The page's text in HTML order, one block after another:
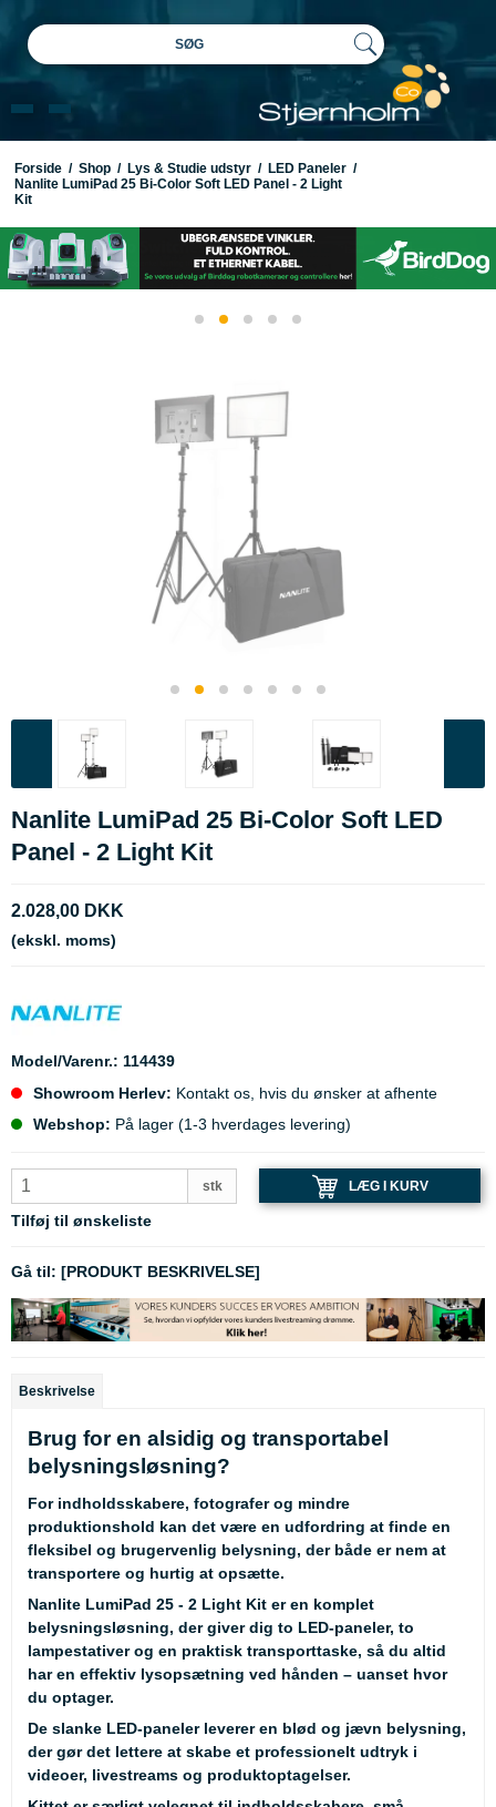
SØG
Forside / Shop / Lys & Studie udstyr / LED Paneler /
Nanlite LumiPad 25 Bi-Color Soft LED Panel - 2 Light
Kit
Nanlite LumiPad 25 Bi-Color Soft LED
Panel - 2 Light Kit
2.028,00 DKK
(ekskl. moms)
Model/Varenr.: 114439
Showroom Herlev: Kontakt os, hvis du ønsker at afhente
Webshop: På lager (1-3 hverdages levering)
stk LÆG I KURV
Tilføj til ønskeliste
Gå til: [PRODUKT BESKRIVELSE]
Beskrivelse
Brug for en alsidig og transportabel
belysningsløsning?
For indholdsskabere, fotografer og mindre
produktionshold kan det være en udfordring at finde en
fleksibel og brugervenlig belysning, der både er nem at
transportere og hurtig at opsætte.
Nanlite LumiPad 25 - 2 Light Kit er en komplet
belysningsløsning, der giver dig to LED-paneler, to
lampestativer og en praktisk transporttaske, så du altid
har en effektiv lysopsætning ved hånden – uanset hvor
du optager.
De slanke LED-paneler leverer en blød og jævn belysning,
der gør det lettere at skabe et professionelt udtryk i
videoer, livestreams og produktoptagelser.